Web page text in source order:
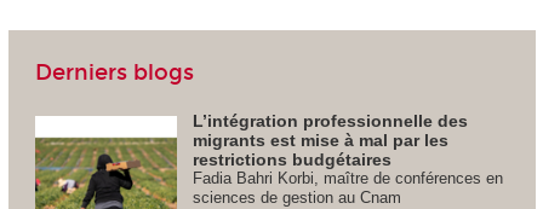
Derniers blogs
L’intégration professionnelle des
migrants est mise à mal par les
restrictions budgétaires
Fadia Bahri Korbi, maître de conférences en
sciences de gestion au Cnam